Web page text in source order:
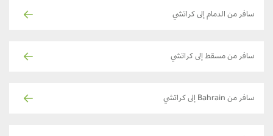
سافر من الدمام إلى كراتشي
سافر من مسقط إلى كراتشي
سافر من Bahrain إلى كراتشي